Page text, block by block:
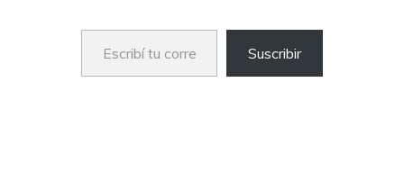
Escribí tu correo electrónico…
Suscribir